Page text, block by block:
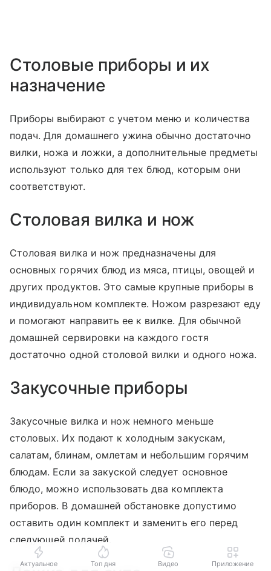
Столовые приборы и их
назначение
Приборы выбирают с учетом меню и количества
подач. Для домашнего ужина обычно достаточно
вилки, ножа и ложки, а дополнительные предметы
используют только для тех блюд, которым они
соответствуют.
Столовая вилка и нож
Столовая вилка и нож предназначены для
основных горячих блюд из мяса, птицы, овощей и
других продуктов. Это самые крупные приборы в
индивидуальном комплекте. Ножом разрезают еду
и помогают направить ее к вилке. Для обычной
домашней сервировки на каждого гостя
достаточно одной столовой вилки и одного ножа.
Закусочные приборы
Закусочные вилка и нож немного меньше
столовых. Их подают к холодным закускам,
салатам, блинам, омлетам и небольшим горячим
блюдам. Если за закуской следует основное
блюдо, можно использовать два комплекта
приборов. В домашней обстановке допустимо
оставить один комплект и заменить его перед
следующей подачей.
Актуальное Топ дня Видео Приложение